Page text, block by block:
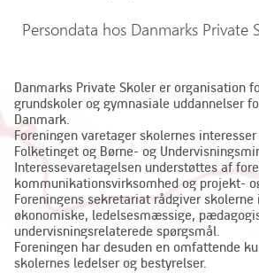
Persondata hos Danmarks Private
Danmarks Private Skoler er organisation
grundskoler og gymnasiale uddannelser
Danmark.
Foreningen varetager skolernes
Folketinget og Børne- og
Interessevaretagelsen understøttes af
kommunikationsvirksomhed og projekt-
Foreningens sekretariat rådgiver
økonomiske, ledelsesmæssige,
undervisningsrelaterede spørgsmål.
Foreningen har desuden en omfattende
skolernes ledelser og bestyrelser.